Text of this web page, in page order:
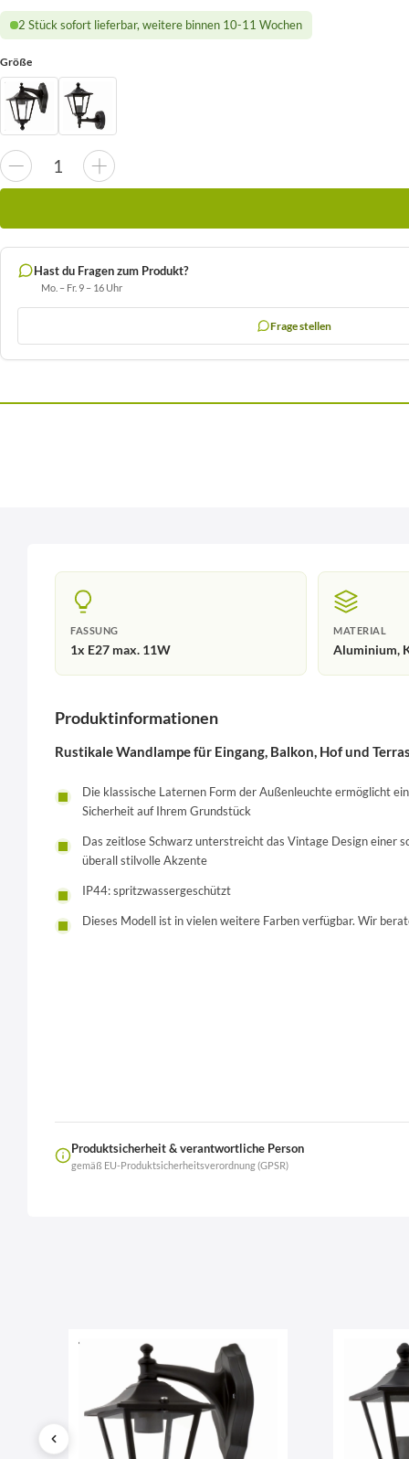
2 Stück sofort lieferbar, weitere binnen 10-11 Wochen
Größe
Hast du Fragen zum Produkt?
Mo. – Fr. 9 – 16 Uhr
Frage stellen
FASSUNG
1x E27 max. 11W
MATERIAL
Aluminium,
Produktinformationen
Rustikale Wandlampe für Eingang, Balkon, Hof und
Die klassische Laternen Form der Außenleuchte ermöglicht
Sicherheit auf Ihrem Grundstück
Das zeitlose Schwarz unterstreicht das Vintage Design einer
überall stilvolle Akzente
IP44: spritzwassergeschützt
Dieses Modell ist in vielen weitere Farben verfügbar. Wir
Produktsicherheit & verantwortliche Person
gemäß EU-Produktsicherheitsverordnung (GPSR)